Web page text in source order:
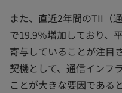
また、直近2年間のTII（
で19.9％増加しており、
寄与していることが注目
契機として、通信インフ
ことが大きな要因である